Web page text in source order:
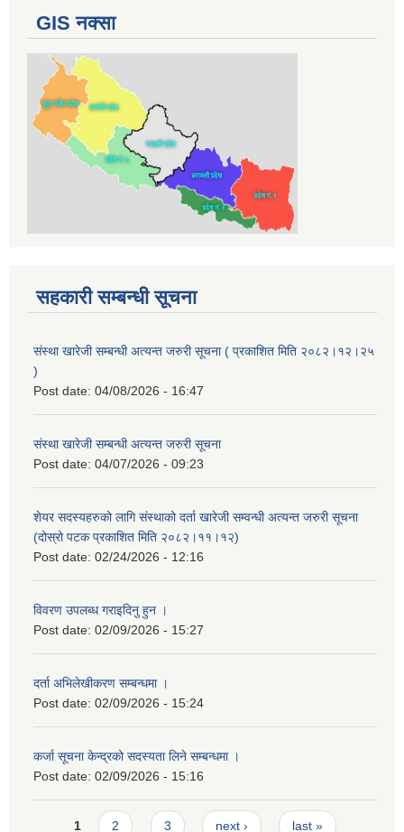
GIS नक्सा
सहकारी सम्बन्धी सूचना
संस्था खारेजी सम्बन्धी अत्यन्त जरुरी सूचना ( प्रकाशित मिति २०८२।१२।२५
)
Post date: 04/08/2026 - 16:47
संस्था खारेजी सम्बन्धी अत्यन्त जरुरी सूचना
Post date: 04/07/2026 - 09:23
शेयर सदस्यहरुको लागि संस्थाको दर्ता खारेजी सम्वन्धी अत्यन्त जरुरी सूचना
(दोस्रो पटक प्रकाशित मिति २०८२।११।१२)
Post date: 02/24/2026 - 12:16
विवरण उपलब्ध गराइदिनु हुन ।
Post date: 02/09/2026 - 15:27
दर्ता अभिलेखीकरण सम्बन्धमा ।
Post date: 02/09/2026 - 15:24
कर्जा सूचना केन्द्रको सदस्यता लिने सम्बन्धमा ।
Post date: 02/09/2026 - 15:16
Pages
1 2 3 next › last »